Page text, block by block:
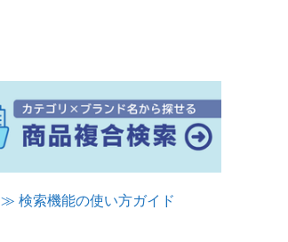
≫ 検索機能の使い方ガイド